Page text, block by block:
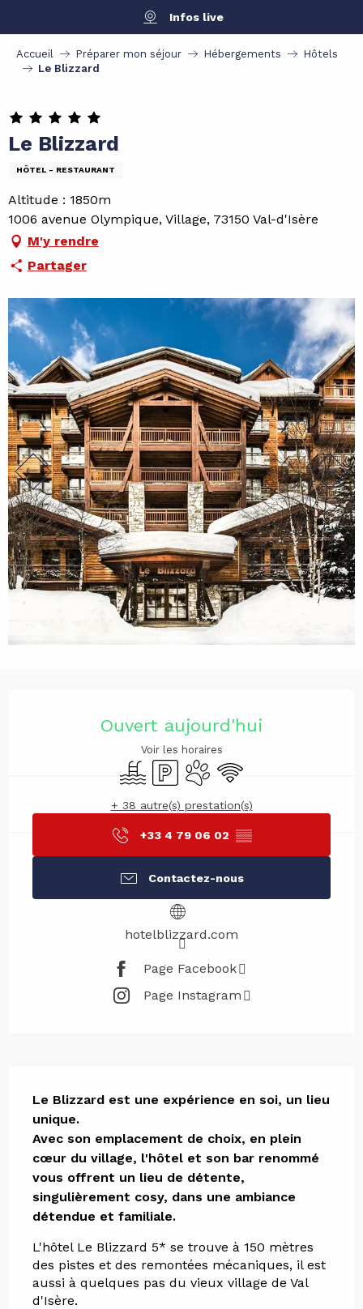
contenu
principal
Infos live
Accueil Préparer mon séjour Hébergements
Hôtels
Le Blizzard
Le Blizzard
HÔTEL - RESTAURANT
Altitude : 1850m
1006 avenue Olympique, Village, 73150 Val-d'Isère
M'y rendre
Partager
Ouvert aujourd'hui
Voir les horaires
PiscineParkingAnimaux acceptés
WiFi
+ 38 autre(s) prestation(s)
+33 4 79 06 02 ▒▒
Contactez-nous
hotelblizzard.com
Page Facebook
Page Instagram
Le Blizzard est une expérience en soi, un lieu
unique.
Avec son emplacement de choix, en plein
cœur du village, l'hôtel et son bar renommé
vous offrent un lieu de détente,
singulièrement cosy, dans une ambiance
détendue et familiale.
L'hôtel Le Blizzard 5* se trouve à 150 mètres
des pistes et des remontées mécaniques, il est
aussi à quelques pas du vieux village de Val
d'Isère.